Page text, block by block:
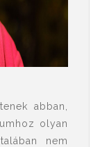
abban,
olyan
nem